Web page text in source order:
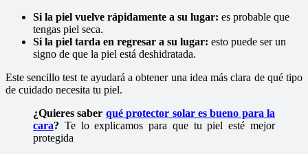
Si la piel vuelve rápidamente a su lugar: es probable que
tengas piel seca.
Si la piel tarda en regresar a su lugar: esto puede ser un
signo de que la piel está deshidratada.
Este sencillo test te ayudará a obtener una idea más clara de qué tipo
de cuidado necesita tu piel.
¿Quieres saber qué protector solar es bueno para la
cara? Te lo explicamos para que tu piel esté mejor
protegida